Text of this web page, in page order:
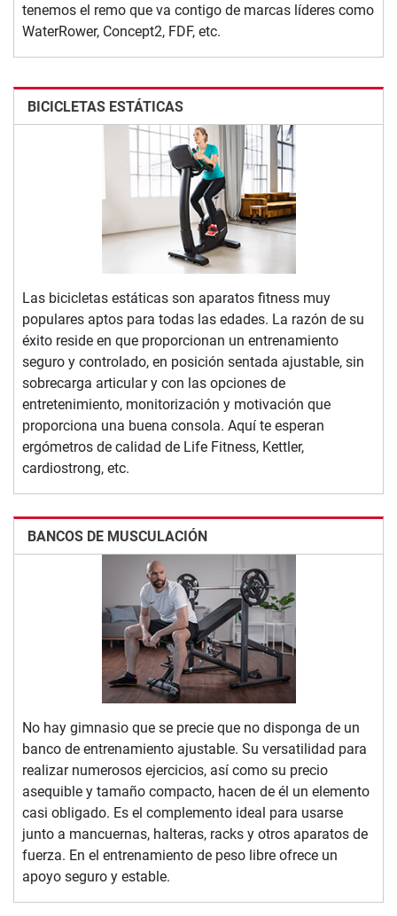
tenemos el remo que va contigo de marcas líderes como
WaterRower, Concept2, FDF, etc.
BICICLETAS ESTÁTICAS
Las bicicletas estáticas son aparatos fitness muy
populares aptos para todas las edades. La razón de su
éxito reside en que proporcionan un entrenamiento
seguro y controlado, en posición sentada ajustable, sin
sobrecarga articular y con las opciones de
entretenimiento, monitorización y motivación que
proporciona una buena consola. Aquí te esperan
ergómetros de calidad de Life Fitness, Kettler,
cardiostrong, etc.
BANCOS DE MUSCULACIÓN
No hay gimnasio que se precie que no disponga de un
banco de entrenamiento ajustable. Su versatilidad para
realizar numerosos ejercicios, así como su precio
asequible y tamaño compacto, hacen de él un elemento
casi obligado. Es el complemento ideal para usarse
junto a mancuernas, halteras, racks y otros aparatos de
fuerza. En el entrenamiento de peso libre ofrece un
apoyo seguro y estable.